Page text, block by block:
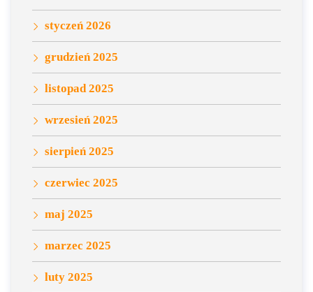
styczeń 2026
grudzień 2025
listopad 2025
wrzesień 2025
sierpień 2025
czerwiec 2025
maj 2025
marzec 2025
luty 2025